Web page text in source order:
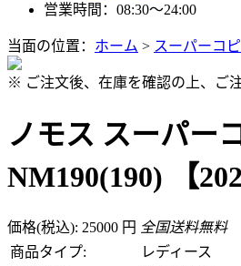
営業時間：08:30～24:00
当面の位置： ホーム > スーパーコ
※ ご注文後、在庫を確認の上、ご
ノモス スーパー
NM190(190) 【
価格(税込): 25000 円 全国送料無料
商品タイプ:
レディース